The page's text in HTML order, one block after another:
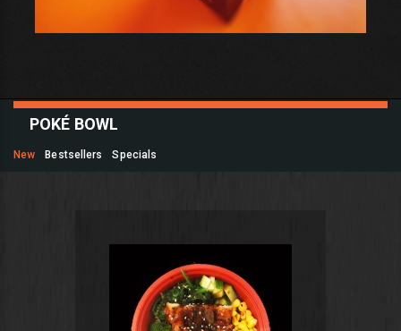
POKÉ BOWL
New Bestsellers Specials